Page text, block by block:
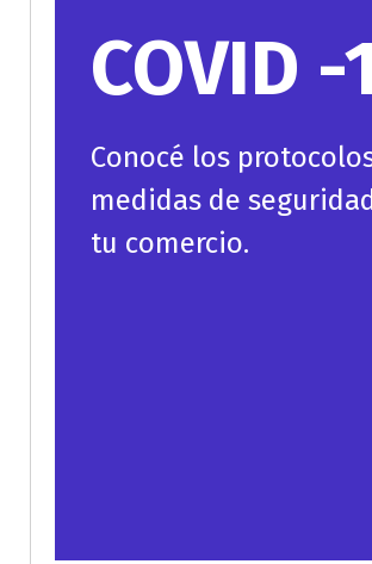
COVID -
Conocé los
medidas de
tu comercio.